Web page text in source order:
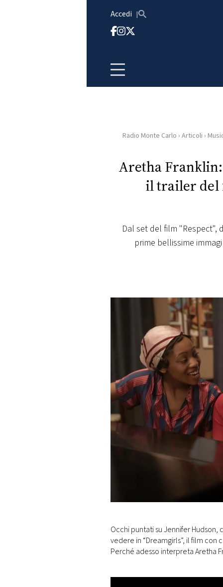
Accedi
HOME
RADIO
PLAYLIST
FOTO
CONCORSI
VIDEO
TV
CONSIGLIA
Radio Monte Carlo › Articoli ›
Aretha
il trailer del
Dal set del film
prime bellissime
Occhi puntati su Jennifer
vedere in “Dreamgirls”, il film con
Perché adesso interpreta Aretha